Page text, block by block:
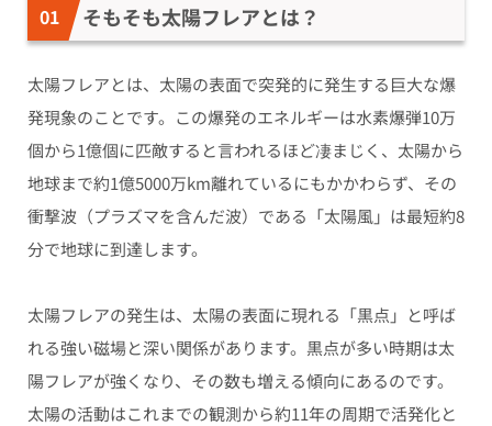
そもそも太陽フレアとは？
太陽フレアとは、太陽の表面で突発的に発生する巨大な爆
発現象のことです。この爆発のエネルギーは水素爆弾10万
個から1億個に匹敵すると言われるほど凄まじく、太陽から
地球まで約1億5000万km離れているにもかかわらず、その
衝撃波（プラズマを含んだ波）である「太陽風」は最短約8
分で地球に到達します。
太陽フレアの発生は、太陽の表面に現れる「黒点」と呼ば
れる強い磁場と深い関係があります。黒点が多い時期は太
陽フレアが強くなり、その数も増える傾向にあるのです。
太陽の活動はこれまでの観測から約11年の周期で活発化と